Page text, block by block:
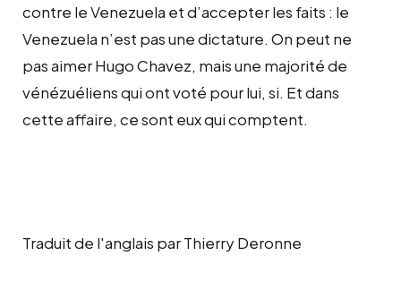
contre le Venezuela et d’accepter les faits : le
Venezuela n’est pas une dictature. On peut ne
pas aimer Hugo Chavez, mais une majorité de
vénézuéliens qui ont voté pour lui, si. Et dans
cette affaire, ce sont eux qui comptent.
Traduit de l'anglais par Thierry Deronne